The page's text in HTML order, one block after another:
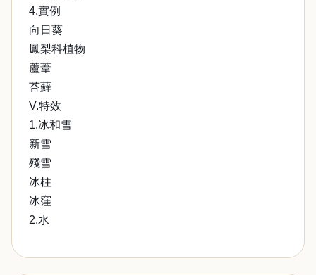
4.實例
向日葵
鳳梨科植物
蘆葦
苔蘚
V.特效
1.冰和雪
新雪
殘雪
冰柱
冰窪
2.水